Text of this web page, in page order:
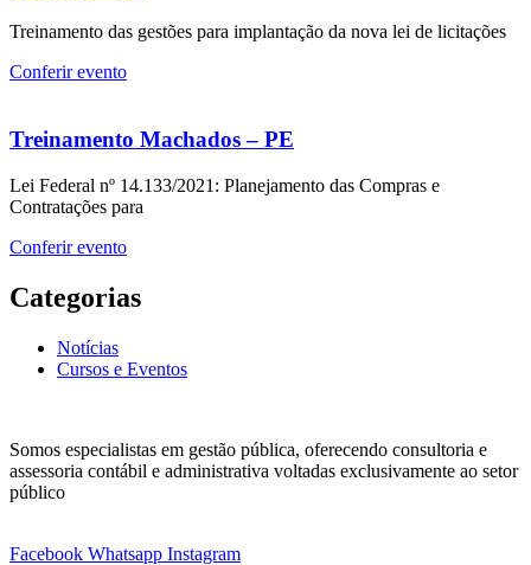
Treinamento das gestões para implantação da nova lei de licitações
Conferir evento
Treinamento Machados – PE
Lei Federal nº 14.133/2021: Planejamento das Compras e
Contratações para
Conferir evento
Categorias
Notícias
Cursos e Eventos
Somos especialistas em gestão pública, oferecendo consultoria e
assessoria contábil e administrativa voltadas exclusivamente ao setor
público
Facebook Whatsapp Instagram